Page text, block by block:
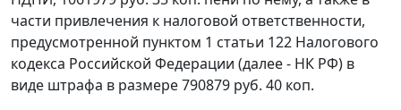
части привлечения к налоговой ответственности,
предусмотренной пунктом 1 статьи 122 Налогового
кодекса Российской Федерации (далее - НК РФ) в
виде штрафа в размере 790879 руб. 40 коп.